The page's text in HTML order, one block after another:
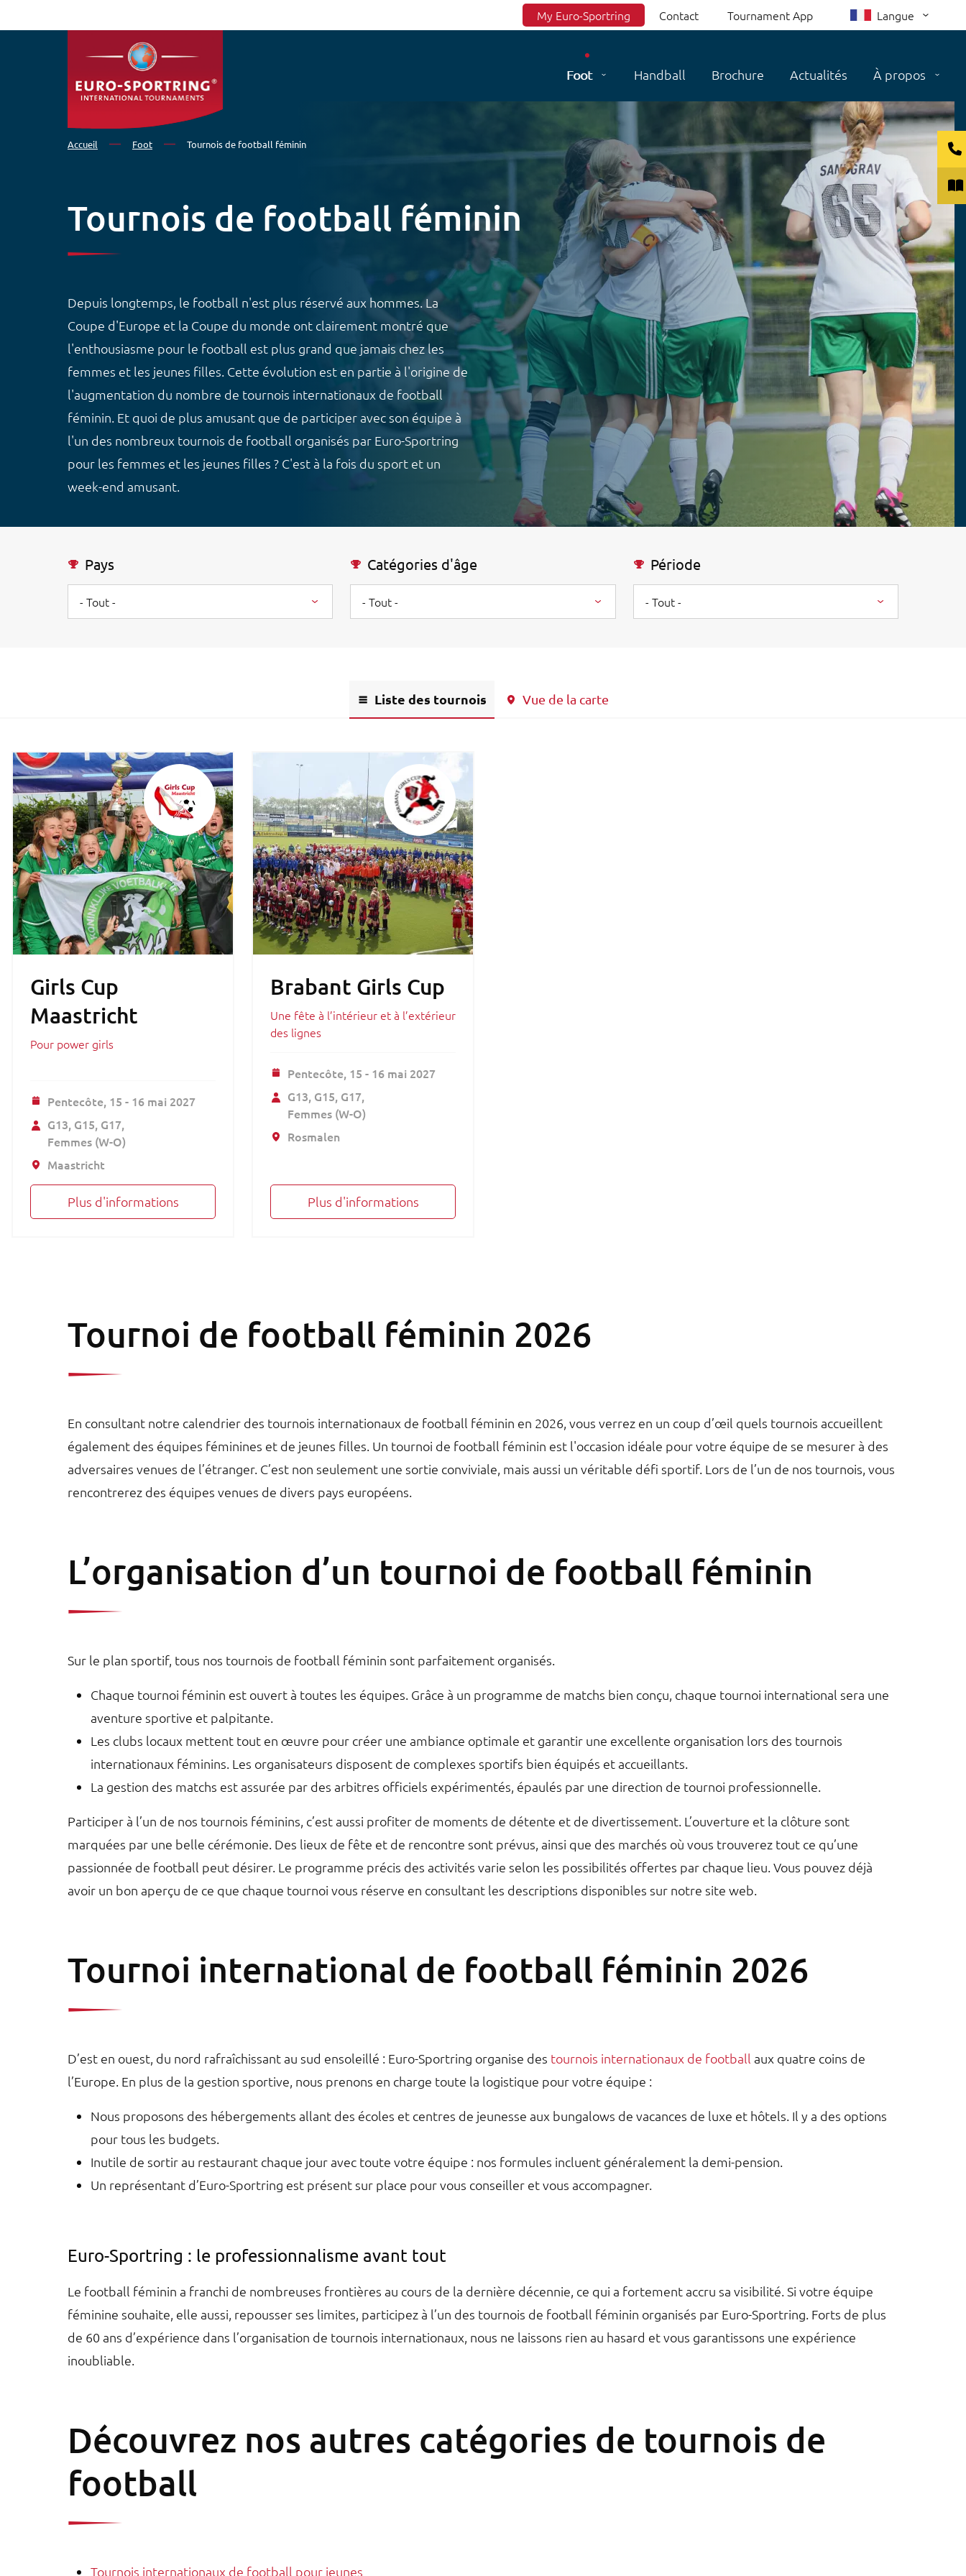
Top menu
My Euro-Sportring Contact Tournament App Langue
Foot Handball Brochure Actualités À propos
Accueil Foot Tournois de football féminin
Tournois de football féminin
Depuis longtemps, le football n'est plus réservé aux hommes. La
Coupe d'Europe et la Coupe du monde ont clairement montré que
l'enthousiasme pour le football est plus grand que jamais chez les
femmes et les jeunes filles. Cette évolution est en partie à l'origine de
l'augmentation du nombre de tournois internationaux de football
féminin. Et quoi de plus amusant que de participer avec son équipe à
l'un des nombreux tournois de football organisés par Euro-Sportring
pour les femmes et les jeunes filles ? C'est à la fois du sport et un
week-end amusant.
Catégories d'âge
- Tout -
Période
- Tout -
Pays
- Tout -
Liste des tournois Vue de la carte
Girls Cup
Maastricht
Pour power girls
Pentecôte, 15 - 16 mai 2027
G13 G15 G17
Femmes (W-O)
Maastricht
Plus d'informations
Brabant Girls Cup
Une fête à l’intérieur et à l’extérieur
des lignes
Pentecôte, 15 - 16 mai 2027
G13 G15 G17
Femmes (W-O)
Rosmalen
Plus d'informations
Tournoi de football féminin 2026
En consultant notre calendrier des tournois internationaux de football féminin en 2026, vous verrez en un coup d’œil quels tournois accueillent
également des équipes féminines et de jeunes filles. Un tournoi de football féminin est l'occasion idéale pour votre équipe de se mesurer à des
adversaires venues de l’étranger. C’est non seulement une sortie conviviale, mais aussi un véritable défi sportif. Lors de l’un de nos tournois, vous
rencontrerez des équipes venues de divers pays européens.
L’organisation d’un tournoi de football féminin
Sur le plan sportif, tous nos tournois de football féminin sont parfaitement organisés.
Chaque tournoi féminin est ouvert à toutes les équipes. Grâce à un programme de matchs bien conçu, chaque tournoi international sera une
aventure sportive et palpitante.
Les clubs locaux mettent tout en œuvre pour créer une ambiance optimale et garantir une excellente organisation lors des tournois
internationaux féminins. Les organisateurs disposent de complexes sportifs bien équipés et accueillants.
La gestion des matchs est assurée par des arbitres officiels expérimentés, épaulés par une direction de tournoi professionnelle.
Participer à l’un de nos tournois féminins, c’est aussi profiter de moments de détente et de divertissement. L’ouverture et la clôture sont
marquées par une belle cérémonie. Des lieux de fête et de rencontre sont prévus, ainsi que des marchés où vous trouverez tout ce qu’une
passionnée de football peut désirer. Le programme précis des activités varie selon les possibilités offertes par chaque lieu. Vous pouvez déjà
avoir un bon aperçu de ce que chaque tournoi vous réserve en consultant les descriptions disponibles sur notre site web.
Tournoi international de football féminin 2026
D’est en ouest, du nord rafraîchissant au sud ensoleillé : Euro-Sportring organise des tournois internationaux de football aux quatre coins de
l’Europe. En plus de la gestion sportive, nous prenons en charge toute la logistique pour votre équipe :
Nous proposons des hébergements allant des écoles et centres de jeunesse aux bungalows de vacances de luxe et hôtels. Il y a des options
pour tous les budgets.
Inutile de sortir au restaurant chaque jour avec toute votre équipe : nos formules incluent généralement la demi-pension.
Un représentant d’Euro-Sportring est présent sur place pour vous conseiller et vous accompagner.
Euro-Sportring : le professionnalisme avant tout
Le football féminin a franchi de nombreuses frontières au cours de la dernière décennie, ce qui a fortement accru sa visibilité. Si votre équipe
féminine souhaite, elle aussi, repousser ses limites, participez à l’un des tournois de football féminin organisés par Euro-Sportring. Forts de plus
de 60 ans d’expérience dans l’organisation de tournois internationaux, nous ne laissons rien au hasard et vous garantissons une expérience
inoubliable.
Découvrez nos autres catégories de tournois de
football
Tournois internationaux de football pour jeunes